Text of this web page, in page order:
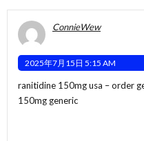
ConnieWew
2025年7月15日 5:15 AM
ranitidine 150mg usa –order
150mg generic